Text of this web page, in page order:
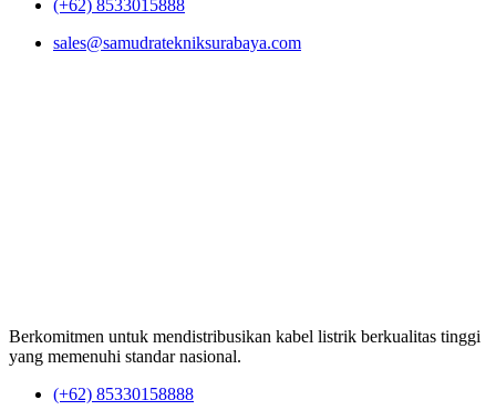
(+62) 8533015888
sales@samudratekniksurabaya.com
Berkomitmen untuk mendistribusikan kabel listrik berkualitas tinggi
yang memenuhi standar nasional.
(+62) 85330158888